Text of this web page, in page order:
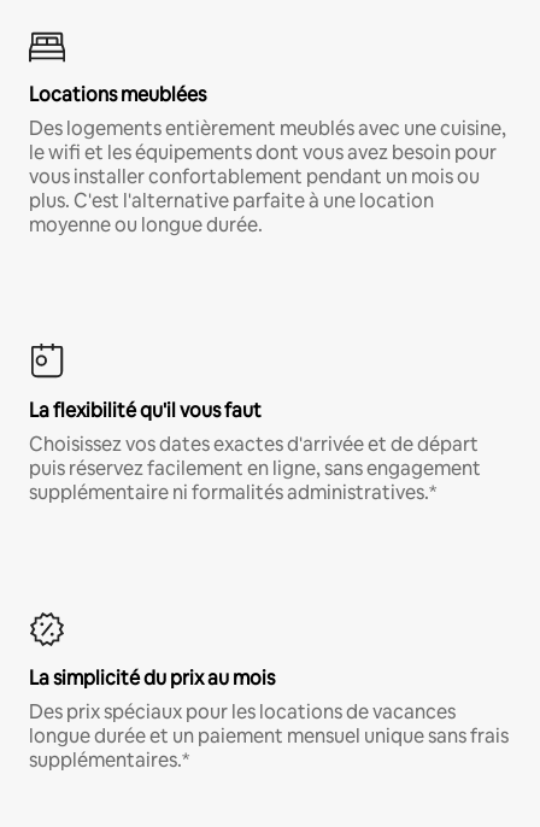
Locations meublées
Des logements entièrement meublés avec une cuisine,
le wifi et les équipements dont vous avez besoin pour
vous installer confortablement pendant un mois ou
plus. C'est l'alternative parfaite à une location
moyenne ou longue durée.
La flexibilité qu'il vous faut
Choisissez vos dates exactes d'arrivée et de départ
puis réservez facilement en ligne, sans engagement
supplémentaire ni formalités administratives.*
La simplicité du prix au mois
Des prix spéciaux pour les locations de vacances
longue durée et un paiement mensuel unique sans frais
supplémentaires.*